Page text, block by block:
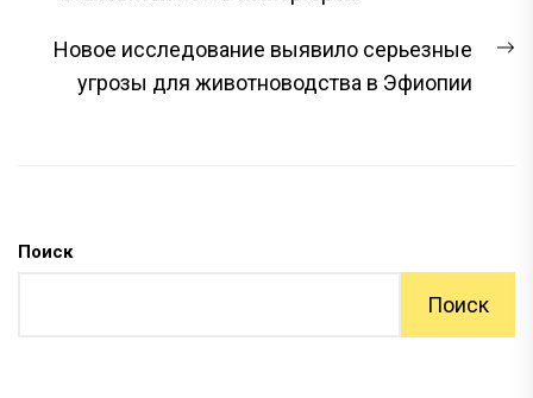
ЗАПИСЯМ
Новое исследование выявило серьезные
угрозы для животноводства в Эфиопии
Поиск
Поиск